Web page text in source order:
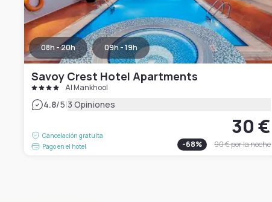
08h - 20h 09h - 19h
Savoy Crest Hotel Apartments
Al Mankhool
4.8/5|3 Opiniones
Cancelación gratuita
Pago en el hotel
30 €
-68% 90 €por la noche